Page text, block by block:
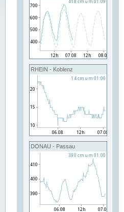
RHEIN - Koblenz
DONAU - Passau